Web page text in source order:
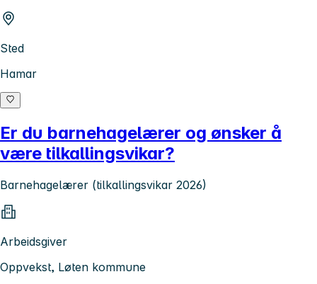
Sted
Hamar
Er du barnehagelærer og ønsker å
være tilkallingsvikar?
Barnehagelærer (tilkallingsvikar 2026)
Arbeidsgiver
Oppvekst, Løten kommune